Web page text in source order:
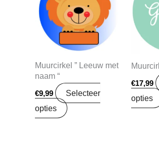
Muurcirkel ” Leeuw met
naam “
€9,99
Selecteer
opties
€17,99
opties